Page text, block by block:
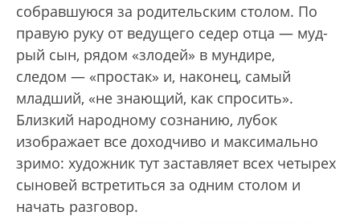
собравшуюся за родительским столом. По
правую руку от ведущего седер отца — муд­
рый сын, рядом «злодей» в мундире,
следом — «простак» и, наконец, самый
младший, «не знающий, как спросить».
Близкий народному сознанию, лубок
изображает все доходчиво и максимально
зримо: художник тут заставляет всех четырех
сыновей встретиться за одним столом и
начать разговор.